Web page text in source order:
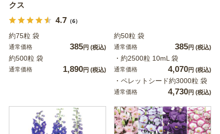
クス
4.7（6）
約75粒 袋
通常価格 385円 (税込)
約500粒 袋
通常価格 1,890円 (税込)
約50粒 袋
通常価格 385円 (税込)
・約2500粒 10mL 袋
通常価格 4,070円 (税込)
・ペレットシード約3000粒 袋
通常価格 4,730円 (税込)